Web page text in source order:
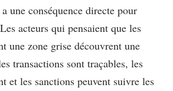
une conséquence directe pour
acteurs qui pensaient que les
une zone grise découvrent une
transactions sont traçables, les
et les sanctions peuvent suivre les